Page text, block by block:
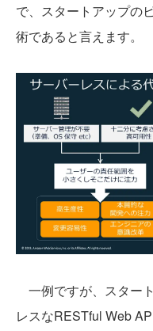
で、スタートアップの
術であると言えます。
一例ですが、スター
レスなRESTful Web